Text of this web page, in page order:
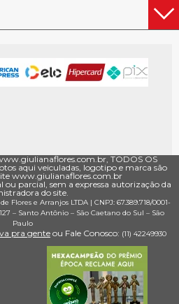
TODOS OS
aqui veiculadas, logotipo e marca são
www.giulianaflores.com.br
ou parcial, sem a expressa autorização da
do site.
Flores e Arranjos LTDA | CNPJ: 67.389.718/0001­
– Santo Antônio – São Caetano do Sul – São
Paulo
pra genteou Fale Conosco: (11) 4224­9930